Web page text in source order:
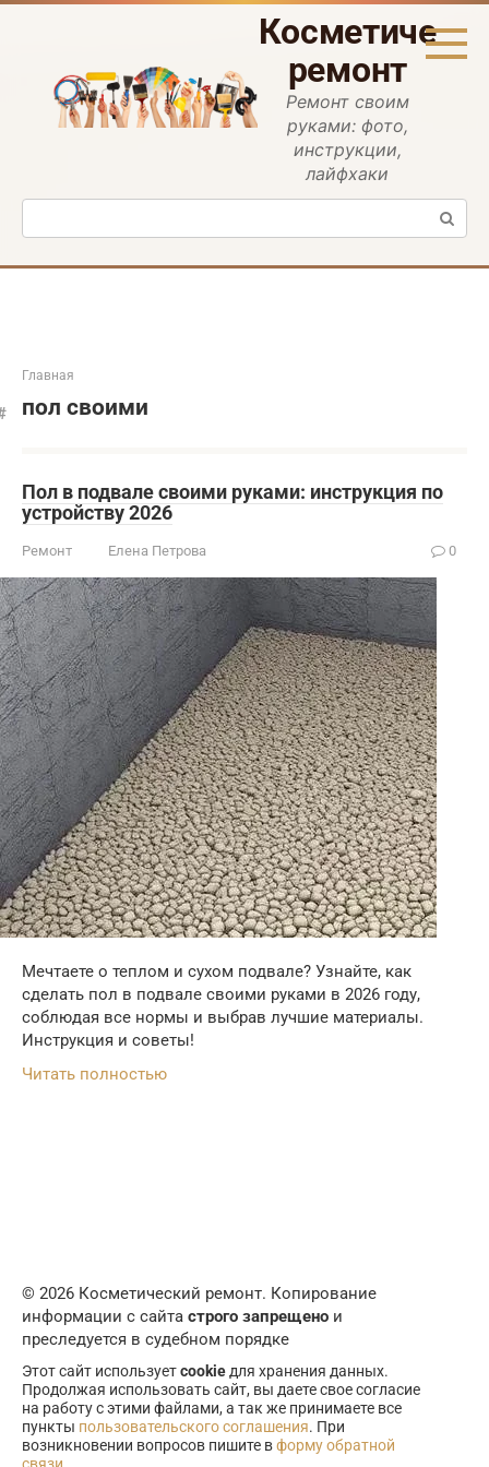
Перейти
ремонт
Ремонт своим
руками: фото,
инструкции,
лайфхаки
Поиск:
Главная
пол своими
Пол в подвале своими руками: инструкция по
устройству 2026
Ремонт Елена Петрова 0
Мечтаете о теплом и сухом подвале? Узнайте, как
сделать пол в подвале своими руками в 2026 году,
соблюдая все нормы и выбрав лучшие материалы.
Инструкция и советы!
Читать полностью
© 2026 Косметический ремонт. Копирование
информации с сайта строго запрещено и
преследуется в судебном порядке
Этот сайт используетcookie для хранения данных.
Продолжая использовать сайт, вы даете свое согласие
на работу с этими файлами, а так же принимаете все
пункты пользовательского соглашения. При
возникновении вопросов пишите вформу обратной